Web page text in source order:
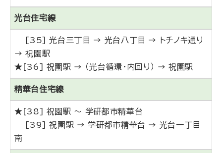
光台住宅線
[35] 光台三丁目 → 光台八丁目 → トチノキ通り
→ 祝園駅
★[36] 祝園駅 → （光台循環・内回り） → 祝園駅
精華台住宅線
★[38] 祝園駅 ～ 学研都市精華台
[39] 祝園駅 → 学研都市精華台 → 光台一丁目
南